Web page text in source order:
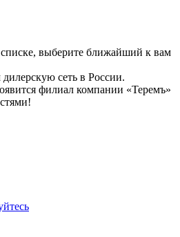
выберите ближайший к вам
сеть в России.
филиал компании «Теремъ»